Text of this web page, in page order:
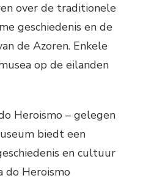
over de traditionele
geschiedenis en de
de Azoren. Enkele
op de eilanden
Heroismo – gelegen
biedt een
en cultuur
do Heroismo